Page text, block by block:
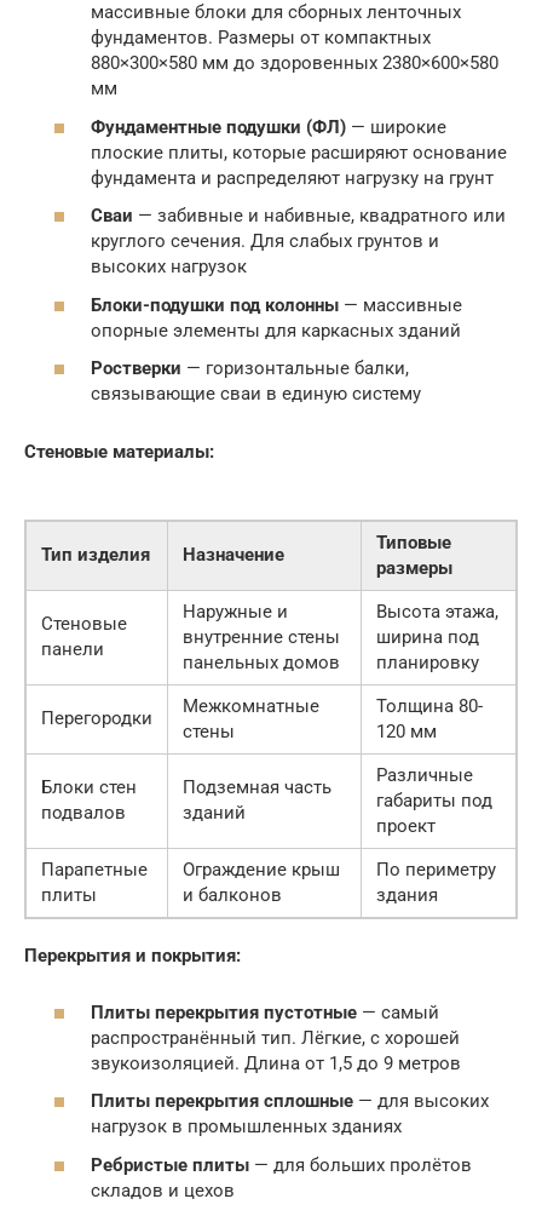
массивные блоки для сборных ленточных
фундаментов. Размеры от компактных
880×300×580 мм до здоровенных 2380×600×580
мм
Фундаментные подушки (ФЛ) — широкие
плоские плиты, которые расширяют основание
фундамента и распределяют нагрузку на грунт
Сваи — забивные и набивные, квадратного или
круглого сечения. Для слабых грунтов и
высоких нагрузок
Блоки-подушки под колонны — массивные
опорные элементы для каркасных зданий
Ростверки — горизонтальные балки,
связывающие сваи в единую систему
Стеновые материалы:
Тип изделия Назначение
Типовые
размеры
Стеновые
панели
Наружные и
внутренние стены
панельных домов
Высота этажа,
ширина под
планировку
Перегородки
Межкомнатные
стены
Толщина 80-
120 мм
Блоки стен
подвалов
Подземная часть
зданий
Различные
габариты под
проект
Парапетные
плиты
Ограждение крыш
и балконов
По периметру
здания
Перекрытия и покрытия:
Плиты перекрытия пустотные — самый
распространённый тип. Лёгкие, с хорошей
звукоизоляцией. Длина от 1,5 до 9 метров
Плиты перекрытия сплошные — для высоких
нагрузок в промышленных зданиях
Ребристые плиты — для больших пролётов
складов и цехов